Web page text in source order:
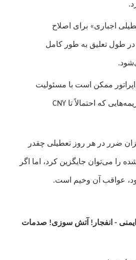
اجباری» برای اصلاح
در طول تعلیق به طور کامل
اپراتور ممکن است با مسئولیت
که احتمالاً تا CNY
ضرر در هر روز تعطیلی چقدر
را می‌توان جایگزین کرد، اما اگر
عواقب آن وخیم است.
خطرات ایمنی - انفجار! آتش سوزی! صدمات